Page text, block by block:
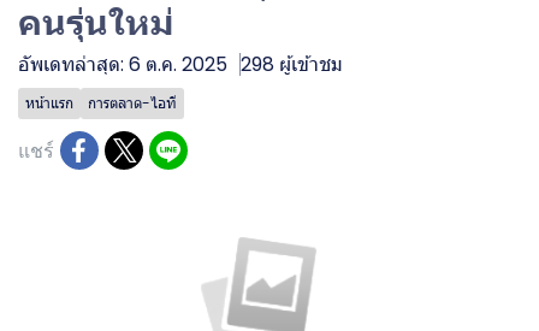
คนรุ่นใหม่
อัพเดทล่าสุด: 6 ต.ค. 2025 298 ผู้เข้าชม
หน้าแรก การตลาด-ไอที
แชร์